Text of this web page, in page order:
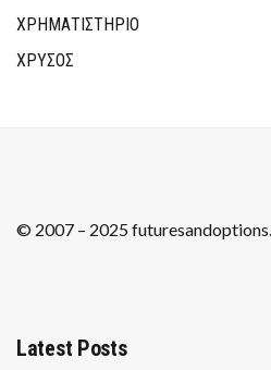
ΧΡΗΜΑΤΙΣΤΗΡΙΟ
ΧΡΥΣΟΣ
© 2007 – 2025
Latest Posts